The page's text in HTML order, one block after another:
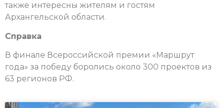
также интересны жителям и гостям
Архангельской области.
Справка
В финале Всероссийской премии «Маршрут
года» за победу боролись около 300 проектов из
63 регионов РФ.